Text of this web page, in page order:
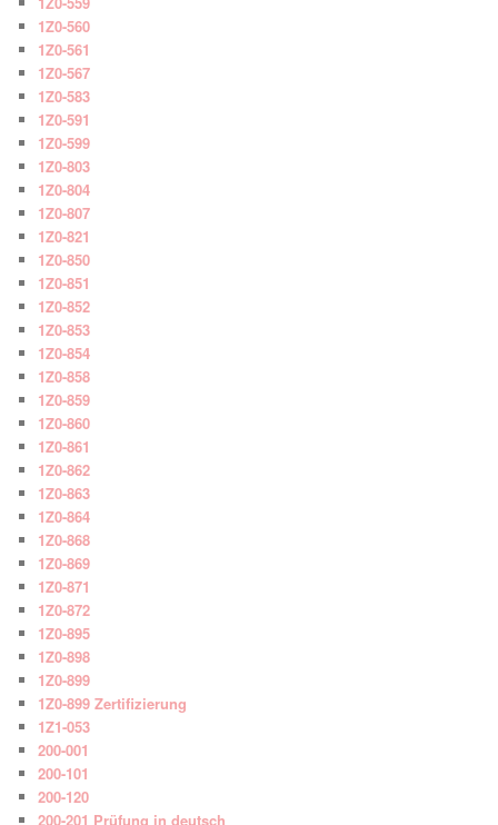
1Z0-560
1Z0-561
1Z0-567
1Z0-583
1Z0-591
1Z0-599
1Z0-803
1Z0-804
1Z0-807
1Z0-821
1Z0-850
1Z0-851
1Z0-852
1Z0-853
1Z0-854
1Z0-858
1Z0-859
1Z0-860
1Z0-861
1Z0-862
1Z0-863
1Z0-864
1Z0-868
1Z0-869
1Z0-871
1Z0-872
1Z0-895
1Z0-898
1Z0-899
1Z0-899 Zertifizierung
1Z1-053
200-001
200-101
200-120
200-201 Prüfung in deutsch